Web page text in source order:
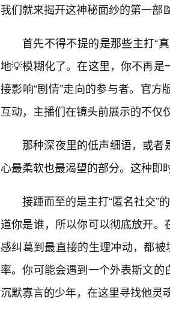
我们就来揭开这神秘面纱的第一部
首先不得不提的是那些主打“
地💡模糊化了。在这里，你不再
接影响“剧情”走向的参与者。官
互动，主播们在镜头前展示的不仅
那种深夜里的低声细语，或
心最柔软也最渴望的部分。这种即
接踵而至的是主打“匿名社交”
道你是谁，所以你可以彻底放开
感纠葛到最直接的生理冲动，都
率。你可能会遇到一个外表斯文
沉默寡言的少年，在这里寻找他灵